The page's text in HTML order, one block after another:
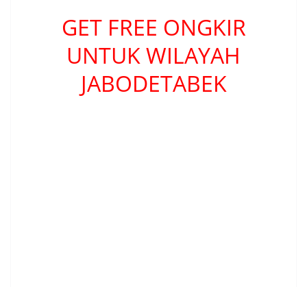
GET FREE ONGKIR
UNTUK WILAYAH
JABODETABEK